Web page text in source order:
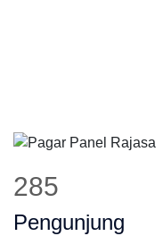
366
Pengunjung